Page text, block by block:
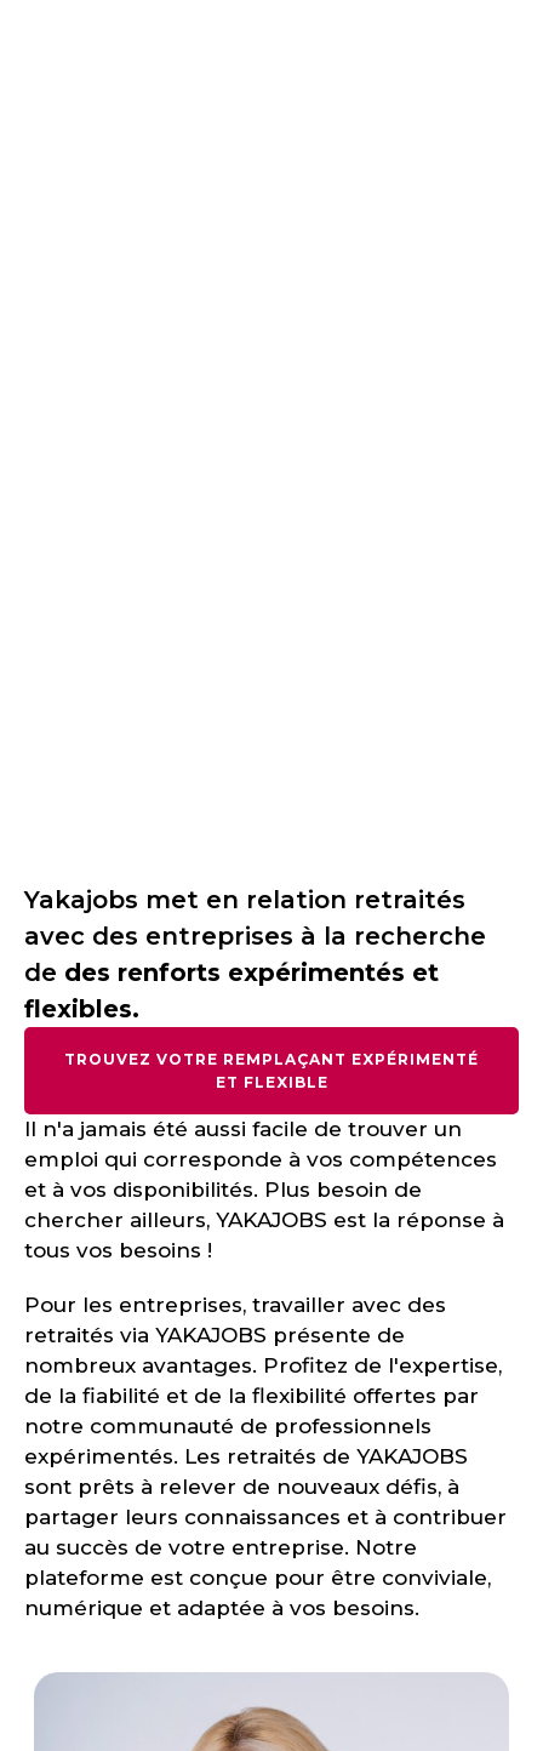
Yakajobs met en relation retraités
avec des entreprises à la recherche
de des renforts expérimentés et
flexibles.
TROUVEZ VOTRE REMPLAÇANT EXPÉRIMENTÉ
ET FLEXIBLE
Il n'a jamais été aussi facile de trouver un
emploi qui corresponde à vos compétences
et à vos disponibilités. Plus besoin de
chercher ailleurs, YAKAJOBS est la réponse à
tous vos besoins !
Pour les entreprises, travailler avec des
retraités via YAKAJOBS présente de
nombreux avantages. Profitez de l'expertise,
de la fiabilité et de la flexibilité offertes par
notre communauté de professionnels
expérimentés. Les retraités de YAKAJOBS
sont prêts à relever de nouveaux défis, à
partager leurs connaissances et à contribuer
au succès de votre entreprise. Notre
plateforme est conçue pour être conviviale,
numérique et adaptée à vos besoins.